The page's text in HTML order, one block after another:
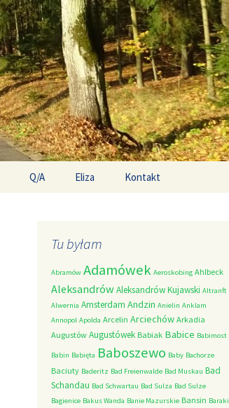
Q/A Eliza Kontakt
Tu byłam
Abramów Adamówek Aeroskobing Ahlbeck
AleksandrówAleksandrów Kujawski Altranft
Alwernia Amsterdam Andzin Anielin Anklam
Annopol Apolda Arcelin Arciechów Arkadia
Augustów Augustówek Babiak Babice Babimost
Babin Babięta Baboszewo Baby Bachorze
Baciuty Baderitz Bad Freienwalde Bad Muskau Bad
Schandau Bad Schwartau Bad Sulza Bad Sulze
Bagienice Bakus Wanda Banie Mazurskie Bansin Baraki